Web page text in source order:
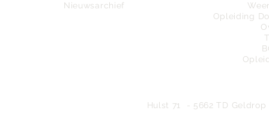
Nieuwsarchief
Opleiding
Hulst 71 - 5662 TD